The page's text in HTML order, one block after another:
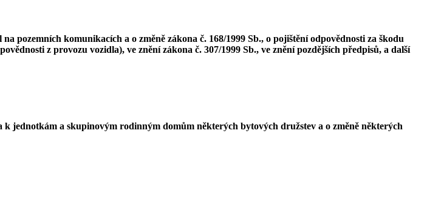
pozemních komunikacích a o změně zákona č. 168/1999 Sb., o pojištění odpovědnosti za škodu
z provozu vozidla), ve znění zákona č. 307/1999 Sb., ve znění pozdějších předpisů, a další
jednotkám a skupinovým rodinným domům některých bytových družstev a o změně některých